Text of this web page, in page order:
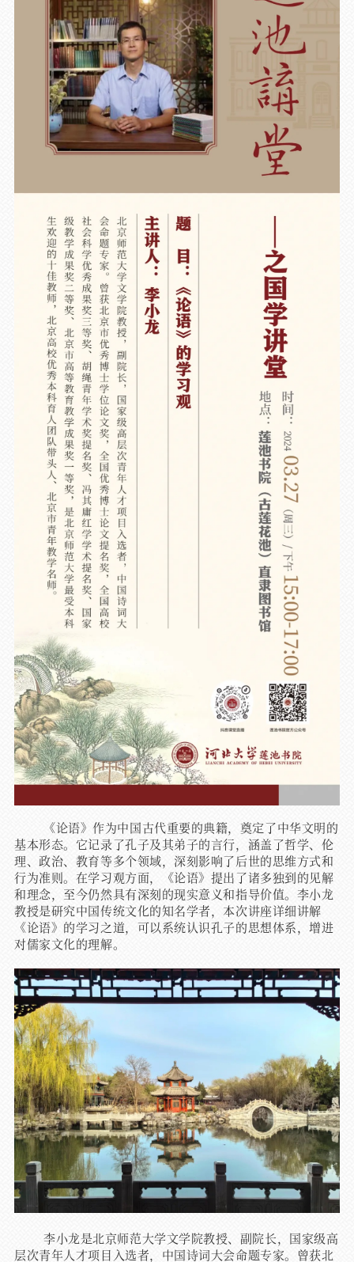
《论语》作为中国古代重要的典籍，奠定了中华文明的
基本形态。它记录了孔子及其弟子的言行，涵盖了哲学、伦
理、政治、教育等多个领域，深刻影响了后世的思维方式和
行为准则。在学习观方面，《论语》提出了诸多独到的见解
和理念，至今仍然具有深刻的现实意义和指导价值。李小龙
教授是研究中国传统文化的知名学者，本次讲座详细讲解
《论语》的学习之道，可以系统认识孔子的思想体系，增进
对儒家文化的理解。
李小龙是北京师范大学文学院教授、副院长，国家级高
层次青年人才项目入选者，中国诗词大会命题专家。曾获北